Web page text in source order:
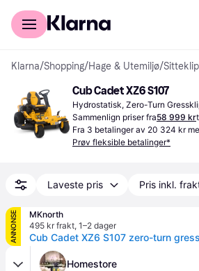
For kunder
Klarna/Shopping/Hage & Utemiljø/
Cub Cadet XZ6 S107
Hydrostatisk, Zero-Turn
Sammenlign priser fra58 999 kr
Fra 3 betalinger av 20 324 kr
Prøv fleksible betalinger*
Laveste pris Pris inkl.
ANNONSE
MKnorth
495 kr frakt, 1–2 dager
Cub Cadet XZ6 S107 zero-turn
Homestore